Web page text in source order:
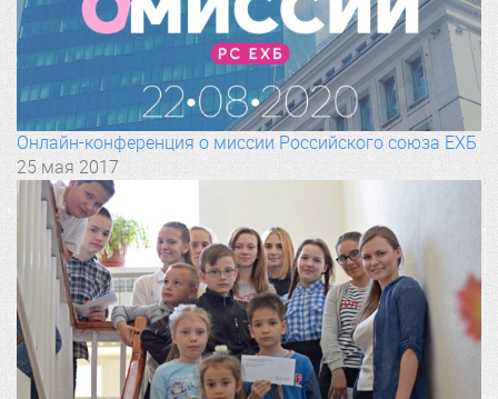
Онлайн-конференция о миссии Российского союза ЕХБ
25 мая 2017